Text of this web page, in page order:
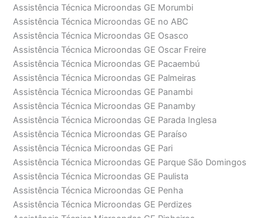
Assistência Técnica Microondas GE Morumbi
Assistência Técnica Microondas GE no ABC
Assistência Técnica Microondas GE Osasco
Assistência Técnica Microondas GE Oscar Freire
Assistência Técnica Microondas GE Pacaembú
Assistência Técnica Microondas GE Palmeiras
Assistência Técnica Microondas GE Panambi
Assistência Técnica Microondas GE Panamby
Assistência Técnica Microondas GE Parada Inglesa
Assistência Técnica Microondas GE Paraíso
Assistência Técnica Microondas GE Pari
Assistência Técnica Microondas GE Parque São Domingos
Assistência Técnica Microondas GE Paulista
Assistência Técnica Microondas GE Penha
Assistência Técnica Microondas GE Perdizes